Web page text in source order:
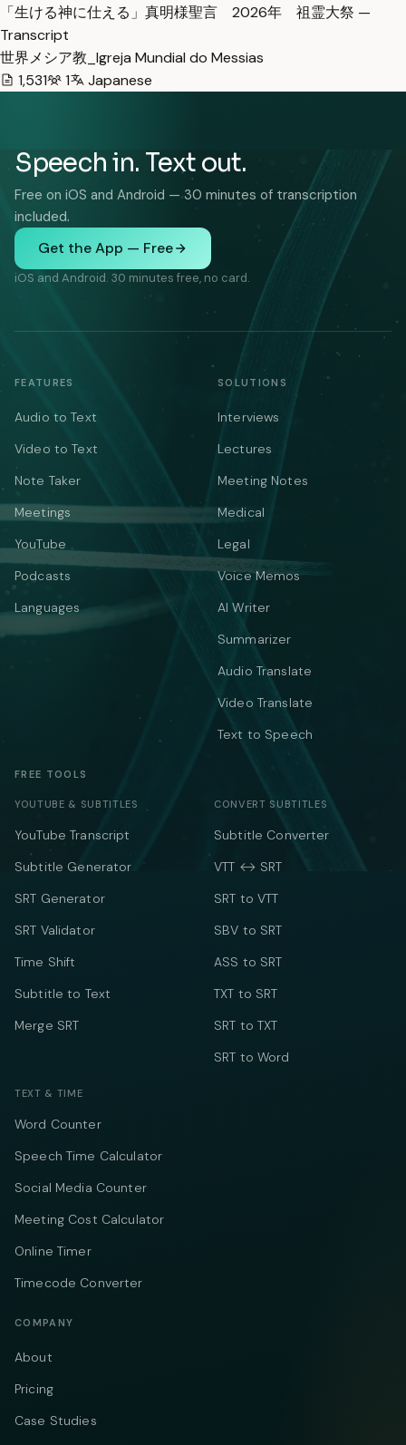
「生ける神に仕える」真明様聖言 2026年 祖霊大祭 —
Transcript
世界メシア教_Igreja Mundial do Messias
1,531
1 Japanese
Speech in. Text out.
Free on iOS and Android — 30 minutes of transcription
included.
Get the App — Free
iOS and Android. 30 minutes free, no card.
FEATURES
Audio to Text
Video to Text
Note Taker
Meetings
YouTube
Podcasts
Languages
SOLUTIONS
Interviews
Lectures
Meeting Notes
Medical
Legal
Voice Memos
AI Writer
Summarizer
Audio Translate
Video Translate
Text to Speech
FREE TOOLS
YOUTUBE & SUBTITLES
YouTube Transcript
Subtitle Generator
SRT Generator
SRT Validator
Time Shift
Subtitle to Text
Merge SRT
CONVERT SUBTITLES
Subtitle Converter
VTT ↔ SRT
SRT to VTT
SBV to SRT
ASS to SRT
TXT to SRT
SRT to TXT
SRT to Word
TEXT & TIME
Word Counter
Speech Time Calculator
Social Media Counter
Meeting Cost Calculator
Online Timer
Timecode Converter
COMPANY
About
Pricing
Case Studies